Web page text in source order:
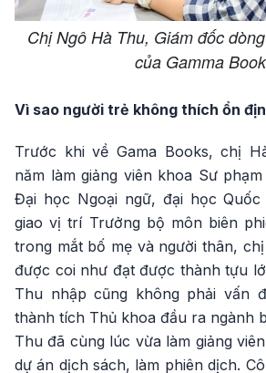
Chị Ngô Hà Thu, Giám đốc
của Gamma
Vì sao người trẻ không thích ổn
Trước khi về Gama Books, chị
năm làm giảng viên khoa Sư
Đại học Ngoại ngữ, đại học
giao vị trí Trưởng bộ môn biên
trong mắt bố mẹ và người thân,
được coi như đạt được thành tựu
Thu nhập cũng không phải vấn
thành tích Thủ khoa đầu ra ngành
Thu đã cùng lúc vừa làm giảng
dự án dịch sách, làm phiên dịch.